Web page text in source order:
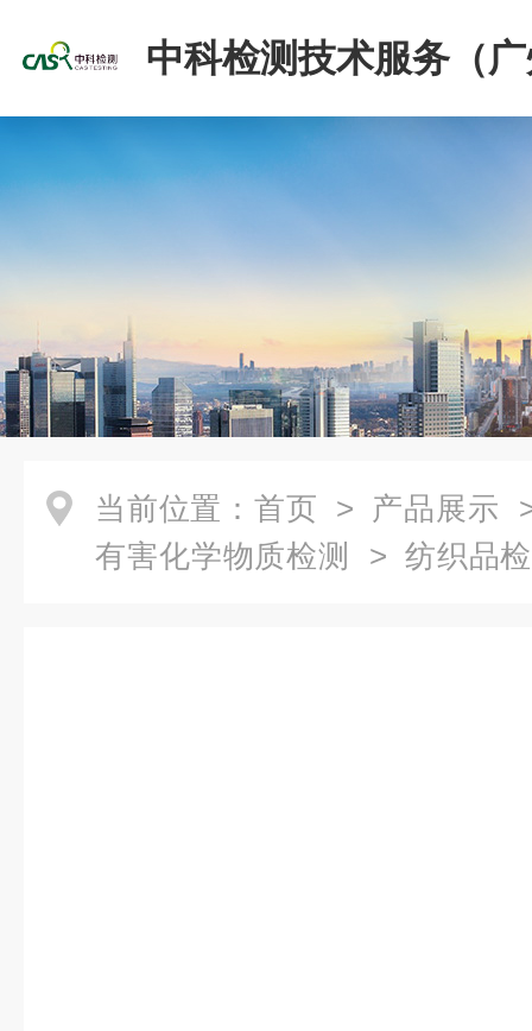
中科检测技术服务（
份有限公司
当前位置： 首页 > 产品展示
有害化学物质检测
> 纺织品